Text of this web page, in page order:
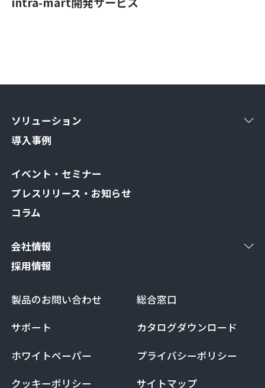
ソリューション
導入事例
イベント・セミナー
プレスリリース・お知らせ
コラム
会社情報
採用情報
製品のお問い合わせ
総合窓口
サポート
カタログダウンロード
ホワイトペーパー
プライバシーポリシー
クッキーポリシー
サイトマップ